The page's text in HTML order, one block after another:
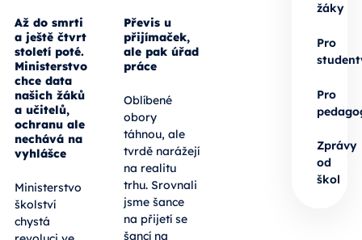
Až do smrti
a ještě čtvrt
století poté.
Ministerstvo
chce data
našich žáků
a učitelů,
ochranu ale
nechává na
vyhlášce
Ministerstvo
školství
chystá
Převis u
přijímaček,
ale pak úřad
práce
Oblíbené
obory
táhnou, ale
tvrdě narážejí
na realitu
trhu. Srovnali
jsme šance
na přijetí se
šancí na
žáky
Pro
Pro
Zprávy
od
škol